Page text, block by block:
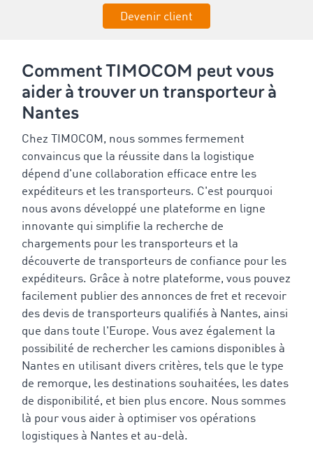
Devenir client
Comment TIMOCOM peut vous
aider à trouver un transporteur à
Nantes
Chez TIMOCOM, nous sommes fermement
convaincus que la réussite dans la logistique
dépend d'une collaboration efficace entre les
expéditeurs et les transporteurs. C'est pourquoi
nous avons développé une plateforme en ligne
innovante qui simplifie la recherche de
chargements pour les transporteurs et la
découverte de transporteurs de confiance pour les
expéditeurs. Grâce à notre plateforme, vous pouvez
facilement publier des annonces de fret et recevoir
des devis de transporteurs qualifiés à Nantes, ainsi
que dans toute l'Europe. Vous avez également la
possibilité de rechercher les camions disponibles à
Nantes en utilisant divers critères, tels que le type
de remorque, les destinations souhaitées, les dates
de disponibilité, et bien plus encore. Nous sommes
là pour vous aider à optimiser vos opérations
logistiques à Nantes et au-delà.